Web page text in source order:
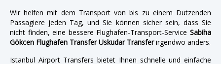
Wir helfen mit dem Transport von bis zu einem Dutzenden
Passagiere jeden Tag, und Sie können sicher sein, dass Sie
nicht finden, eine bessere Flughafen-Transport-Service Sabiha
Gökcen Flughafen Transfer Uskudar Transferirgendwo anders.
Istanbul Airport Transfers bietet Ihnen schnelle und einfache